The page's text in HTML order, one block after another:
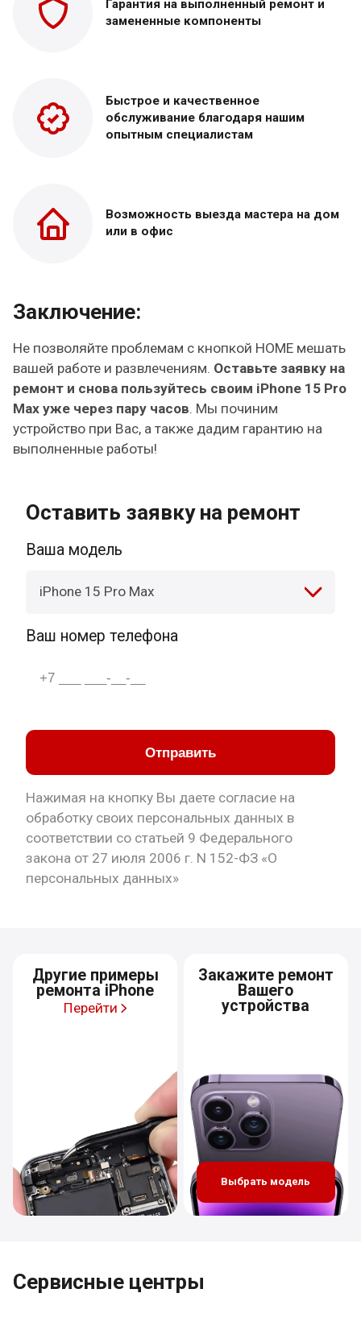
Гарантия на выполненный ремонт и
замененные компоненты
Быстрое и качественное
обслуживание благодаря нашим
опытным специалистам
Возможность выезда мастера на дом
или в офис
Заключение:
Не позволяйте проблемам с кнопкой HOME мешать
вашей работе и развлечениям. Оставьте заявку на
ремонт и снова пользуйтесь своим iPhone 15 Pro
Max уже через пару часов. Мы починим
устройство при Вас, а также дадим гарантию на
выполненные работы!
Оставить заявку на ремонт
Ваша модель
iPhone 15 Pro Max
Ваш номер телефона
Отправить
Нажимая на кнопку Вы даете согласие на
обработку своих персональных данных в
соответствии со статьей 9 Федерального
закона от 27 июля 2006 г. N 152-ФЗ «О
персональных данных»
Другие примеры
ремонта iPhone
Перейти
Закажите ремонт
Вашего
устройства
Выбрать модель
Сервисные центры